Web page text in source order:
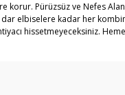
Pürüzsüz ve Nefes Alan
dar elbiselere kadar her
hissetmeyeceksiniz.